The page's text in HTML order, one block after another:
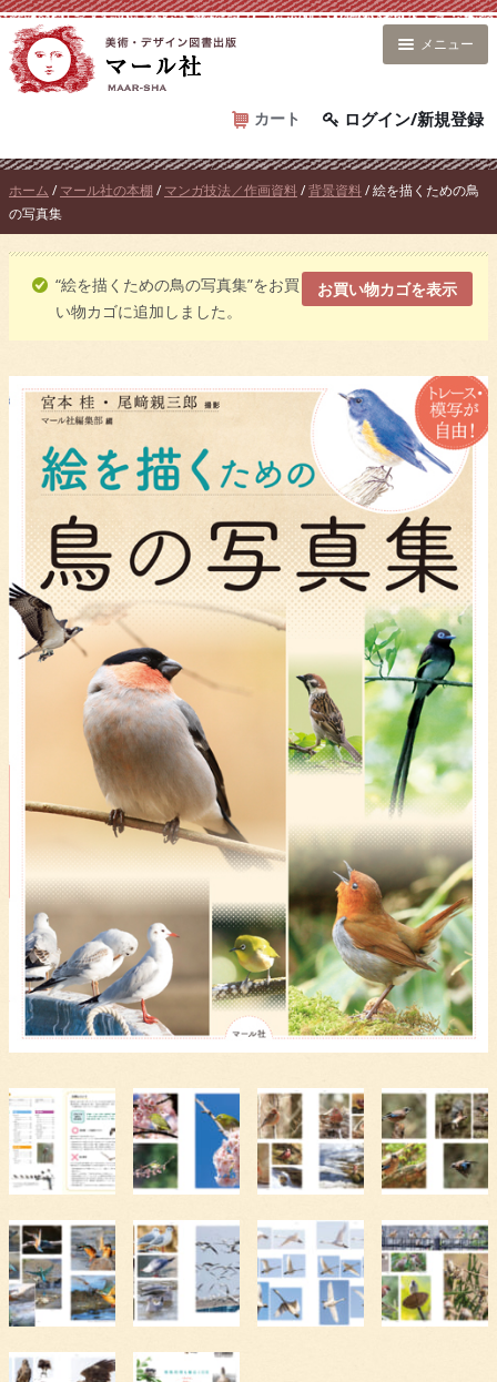
コ
ン
テ
ス
キ
ッ
プ
カート ログイン/新規登録
メニュー
ホーム / マール社の本棚 / マンガ技法／作画資料 /背景資料 / 絵を描くための鳥
の写真集
お買い物カゴを表示
“絵を描くための鳥の写真集”をお買
い物カゴに追加しました。